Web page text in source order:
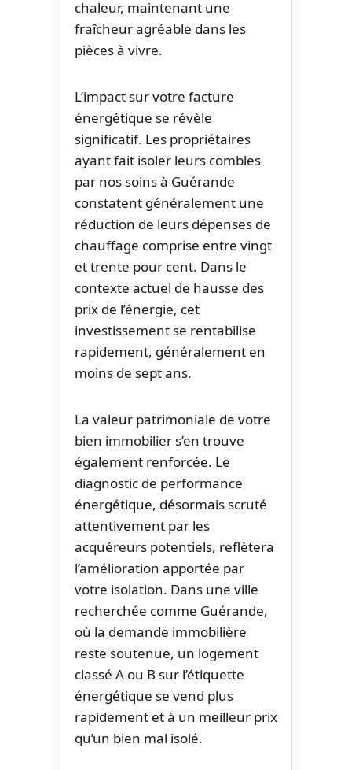
chaleur, maintenant une
fraîcheur agréable dans les
pièces à vivre.
L’impact sur votre facture
énergétique se révèle
significatif. Les propriétaires
ayant fait isoler leurs combles
par nos soins à Guérande
constatent généralement une
réduction de leurs dépenses de
chauffage comprise entre vingt
et trente pour cent. Dans le
contexte actuel de hausse des
prix de l’énergie, cet
investissement se rentabilise
rapidement, généralement en
moins de sept ans.
La valeur patrimoniale de votre
bien immobilier s’en trouve
également renforcée. Le
diagnostic de performance
énergétique, désormais scruté
attentivement par les
acquéreurs potentiels, reflètera
l’amélioration apportée par
votre isolation. Dans une ville
recherchée comme Guérande,
où la demande immobilière
reste soutenue, un logement
classé A ou B sur l’étiquette
énergétique se vend plus
rapidement et à un meilleur prix
qu’un bien mal isolé.